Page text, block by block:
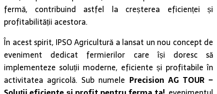
În acest spirit, IPSO Agricultură a lansat un nou concept de
eveniment dedicat fermierilor care își doresc să
implementeze soluții moderne, eficiente și profitabile în
activitatea agricolă. Sub numelePrecision AG TOUR –
Soluții eficiente și profit pentru ferma ta! , evenimentul
își propune să aducă în prim-plan tehnologiile de vârf și
bunele practici care pot susține performanța în agricultură.